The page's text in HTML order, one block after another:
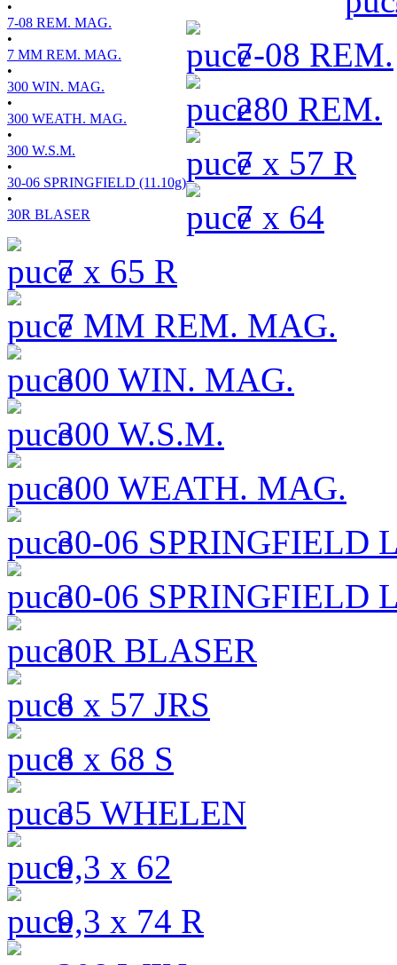
•
7-08 REM. MAG.
•
7 MM REM. MAG.
•
300 WIN. MAG.
•
300 WEATH. MAG.
•
300 W.S.M.
•
30-06 SPRINGFIELD (11.10g)
•
30R BLASER
7-08 REM.
280 REM.
7 x 57 R
7 x 64
7 x 65 R
7 MM REM. MAG.
300 WIN. MAG.
300 W.S.M.
300 WEATH. MAG.
30-06 SPRINGFIELD
30-06 SPRINGFIELD
30R BLASER
8 x 57 JRS
8 x 68 S
35 WHELEN
9,3 x 62
9,3 x 74 R